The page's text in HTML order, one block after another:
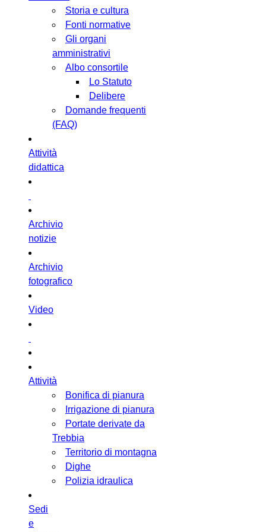
Storia e cultura
Fonti normative
Gli organi
amministrativi
Albo consortile
Lo Statuto
Delibere
Domande frequenti
(FAQ)
Attività
didattica
Archivio
notizie
Archivio
fotografico
Video
Attività
Bonifica di pianura
Irrigazione di pianura
Portate derivate da
Trebbia
Territorio di montagna
Dighe
Polizia idraulica
Sedi
e